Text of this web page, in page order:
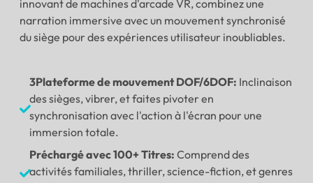
innovant de machines d'arcade VR, combinez une
narration immersive avec un mouvement synchronisé
du siège pour des expériences utilisateur inoubliables.
3Plateforme de mouvement DOF/6DOF: Inclinaison
des sièges, vibrer, et faites pivoter en
synchronisation avec l'action à l'écran pour une
immersion totale.
Préchargé avec 100+ Titres: Comprend des
activités familiales, thriller, science-fiction, et genres